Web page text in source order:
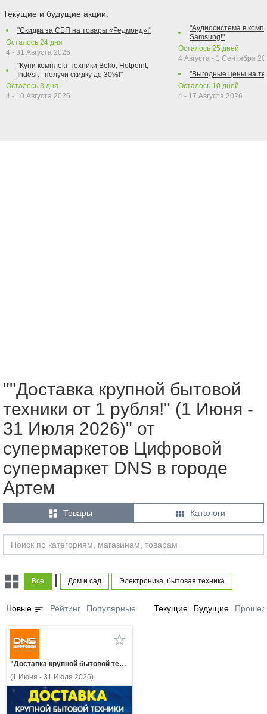
Текущие и будущие акции:
"Скидка за СБП на товары «Редмонд»!"
Осталось 24 дня
4 - 31 Августа 2026
"Купи комплект техники Beko, Hotpoint,
Indesit - получи скидку до 30%!"
Осталось 3 дня
4 - 10 Августа 2026
"Аудиосистема в
Samsung!"
Осталось 25 дней
4 Августа - 1 Сентября
"Выгодные цены на
Осталось 10 дней
4 - 17 Августа 2026
""Доставка крупной бытовой
техники от 1 рубля!" (1 Июня -
31 Июля 2026)" от
супермаркетов Цифровой
супермаркет DNS в городе
Артем
 Товары  Каталоги
Все | Дом и сад Электроника, бытовая техника
Новые sort Рейтинг Популярные Текущие Будущие
"Доставка крупной бытовой техники от 1 рубля!"
(1 Июня - 31 Июля 2026)